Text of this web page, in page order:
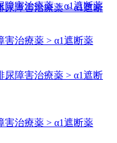
尿障害治療薬 > α1遮断
障害治療薬 > α1遮断薬
害治療薬 > α1遮断薬
尿障害治療薬 > α1遮断
害治療薬 > α1遮断薬